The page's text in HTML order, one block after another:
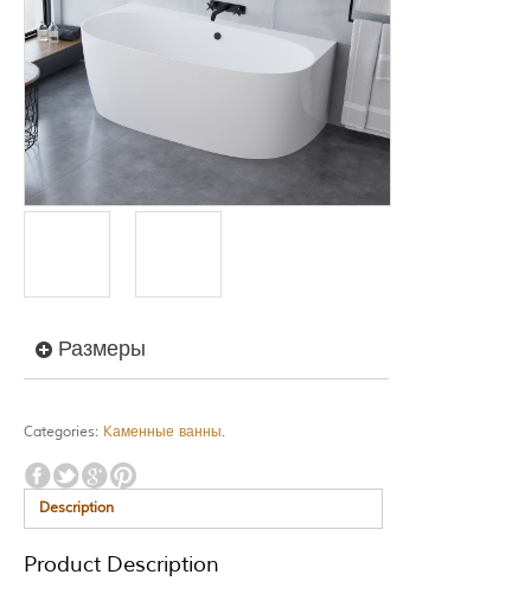
Размеры
Categories: Kаменные ванны.
Description
Product Description